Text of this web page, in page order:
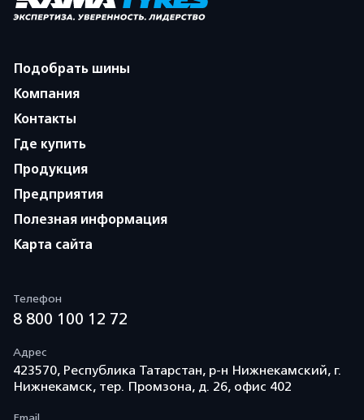
Подобрать шины
Компания
Контакты
Где купить
Продукция
Предприятия
Полезная информация
Карта сайта
Телефон
8 800 100 12 72
Адрес
423570, Республика Татарстан, р-н Нижнекамский, г.
Нижнекамск, тер. Промзона, д. 26, офис 402